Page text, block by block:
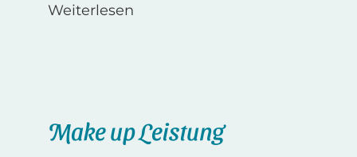
Weiterlesen
Make up Leistung